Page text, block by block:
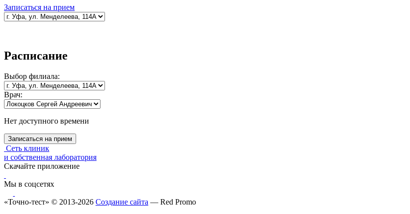
Записаться на прием
Расписание
Выбор филиала:
Врач:
Нет доступного времени
Записаться на прием
Сеть клиник
и собственная лаборатория
Скачайте приложение
Мы в соцсетях
«Точно-тест» © 2013-2026 Создание сайта — Red Promo